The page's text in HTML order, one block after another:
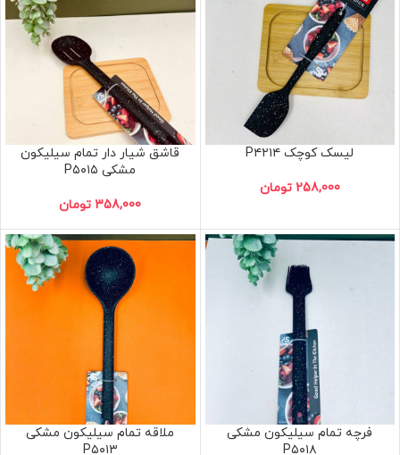
لیسک کوچک P۴۲۱۴
258,000 تومان
قاشق شیار دار تمام سیلیکون
مشکی P۵۰۱۵
358,000 تومان
فرچه تمام سیلیکون مشکی
P۵۰۱۸
ملاقه تمام سیلیکون مشکی
P۵۰۱۳